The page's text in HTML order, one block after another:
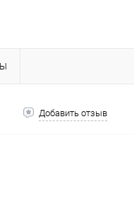
Добавить отзыв